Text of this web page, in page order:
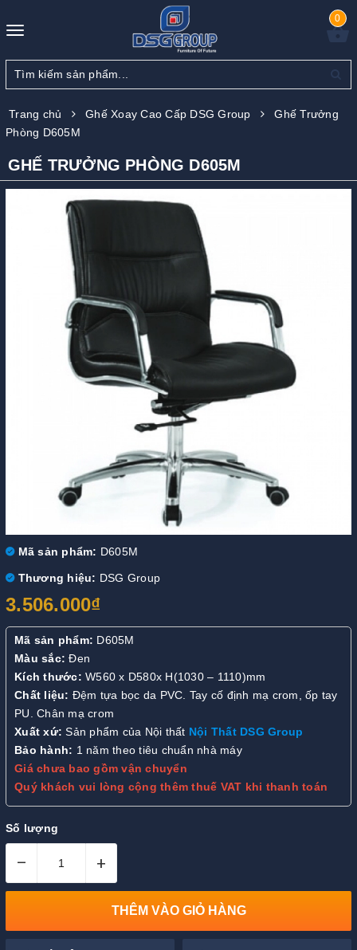
Toggle
0
Trang chủ Ghế Xoay Cao Cấp DSG Group
Ghế Trưởng
Phòng D605M
GHẾ TRƯỞNG PHÒNG D605M
Mã sản phẩm: D605M
Thương hiệu: DSG Group
3.506.000₫
Mã sản phẩm: D605M
Màu sắc: Đen
Kích thước: W560 x D580x H(1030 – 1110)mm
Chất liệu: Đệm tựa bọc da PVC. Tay cố định mạ crom, ốp tay
PU. Chân mạ crom
Xuất xứ: Sản phẩm của Nội thất Nội Thất DSG Group
Bảo hành: 1 năm theo tiêu chuẩn nhà máy
Giá chưa bao gồm vận chuyển
Quý khách vui lòng cộng thêm thuế VAT khi thanh toán
Số lượng
– +
THÊM VÀO GIỎ HÀNG